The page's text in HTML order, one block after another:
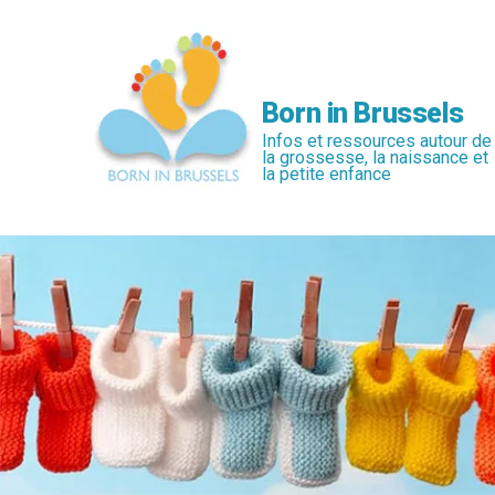
Born in Brussels
Infos et ressources autour de
la grossesse, la naissance et
la petite enfance